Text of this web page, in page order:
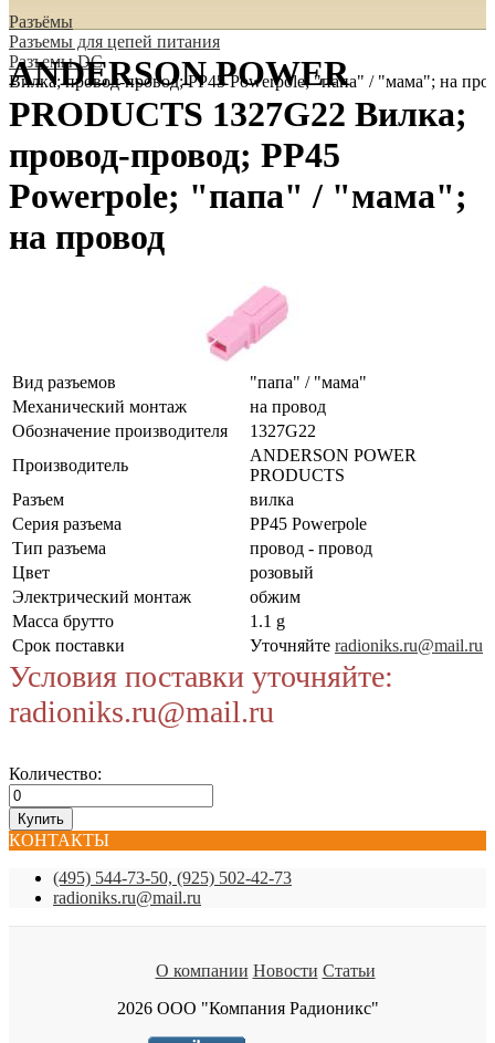
Разъёмы
Разъeмы для цепей питания
Разъeмы DC
Вилка; провод-провод; PP45 Powerpole; "папа" / "мама"; на
ANDERSON POWER
PRODUCTS 1327G22 Вилка;
провод-провод; PP45
Powerpole; "папа" / "мама";
на провод
Вид разъемов
"папа" / "мама"
Механический монтаж
на провод
Обозначение производителя
1327G22
Производитель
ANDERSON POWER
PRODUCTS
Разъем
вилка
Серия разъема
PP45 Powerpole
Тип разъема
провод - провод
Цвет
розовый
Электрический монтаж
обжим
Масса брутто
1.1 g
Срок поставки
Уточняйте radioniks.ru@mail.ru
Условия поставки уточняйте:
radioniks.ru@mail.ru
Количество:
КОНТАКТЫ
(495) 544-73-50, (925) 502-42-73
radioniks.ru@mail.ru
О компании Новости Статьи
2026 ООО "Компания Радионикс"